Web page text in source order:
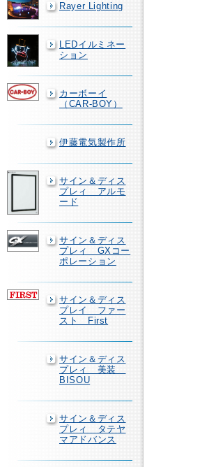
Rayer Lighting
LEDイルミネー
ション
カーボーイ
（CAR-BOY）
伊藤電気製作所
サイン＆ディス
プレィ アルモ
ード
サイン＆ディス
プレィ GXコー
ポレーション
サイン＆ディス
プレイ ファー
スト First
サイン＆ディス
プレィ 美装
BISOU
サイン＆ディス
プレィ タテヤ
マアドバンス